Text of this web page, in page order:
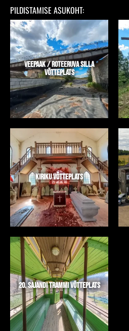
PILDISTAMISE ASUKOHT:
VEEPAAK / ROTEERUVA SILLA
VÕTTEPLATS
KIRIKU VÕTTEPLATS
20. SAJANDI TRAMMI VÕTTEPLATS